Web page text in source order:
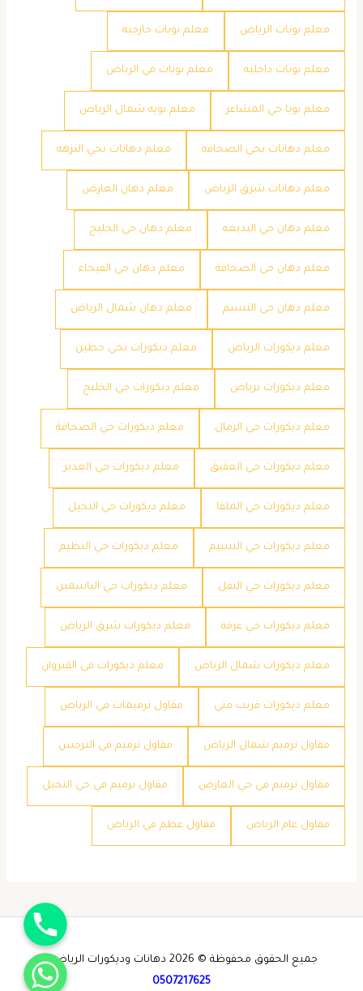
معلم بويات الرياض معلم بويات خارجيه
معلم بويات داخليه معلم بويات في الرياض
معلم بويا حي المشاعر معلم بويه شمال الرياض
معلم دهانات بحي الصحافه معلم دهانات بحي النزهه
معلم دهانات شرق الرياض معلم دهان العارض
معلم دهان حي البديعه معلم دهان حي الخليج
معلم دهان حي الصحافة معلم دهان حي الفيحاء
معلم دهان حي النسيم معلم دهان شمال الرياض
معلم ديكورات الرياض معلم ديكورات بحي حطين
معلم ديكورات برياض معلم ديكورات حي الخليج
معلم ديكورات حي الرمال معلم ديكورات حي الصحافة
معلم ديكورات حي العقيق معلم ديكورات حي الغدير
معلم ديكورات حي الملقا معلم ديكورات حي النخيل
معلم ديكورات حي النسيم معلم ديكورات حي النظيم
معلم ديكورات حي النفل معلم ديكورات حي الياسمين
معلم ديكورات حي عرقه معلم ديكورات شرق الرياض
معلم ديكورات شمال الرياض معلم ديكورات في القيروان
معلم ديكورات قريب مني مقاول ترميمات في الرياض
مقاول ترميم شمال الرياض مقاول ترميم في النرجس
مقاول ترميم في حي العارض مقاول ترميم في حي النخيل
مقاول عام الرياض مقاول عظم في الرياض
جميع الحقوق محفوظة © 2026 دهانات وديكورات الرياض -
0507217625
جوال
واتساب